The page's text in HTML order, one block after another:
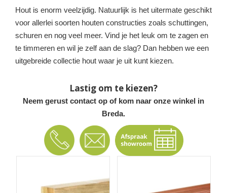
Hout is enorm veelzijdig. Natuurlijk is het uitermate geschikt
voor allerlei soorten houten constructies zoals schuttingen,
schuren en nog veel meer. Vind je het leuk om te zagen en
te timmeren en wil je zelf aan de slag? Dan hebben we een
uitgebreide collectie hout waar je uit kunt kiezen.
Lastig om te kiezen?
Neem gerust contact op of kom naar onze winkel in
Breda.